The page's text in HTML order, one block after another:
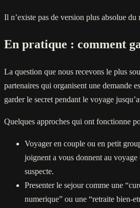
Il n’existe pas de version plus absolue du
En pratique : comment
La question que nous recevons le plus
partenaires qui organisent une demande
garder le secret pendant le voyage
Quelques approches qui ont fonctionne
Voyager en couple ou en petit
joignent a vous donnent au voyage
suspecte.
Presenter le sejour comme une
numerique” ou une “retraite bien-